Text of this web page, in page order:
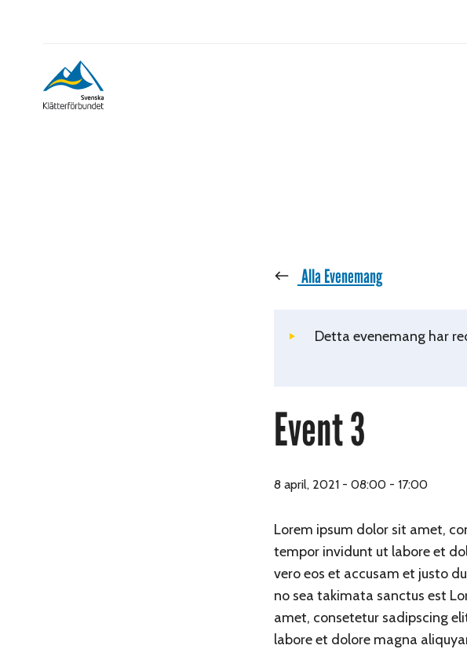
« Alla Evenemang
Detta evenemang har
Event 3
8 april, 2021 - 08:00 - 17:00
Lorem ipsum dolor sit amet,
tempor invidunt ut labore et
vero eos et accusam et justo
no sea takimata sanctus est
amet, consetetur sadipscing
labore et dolore magna